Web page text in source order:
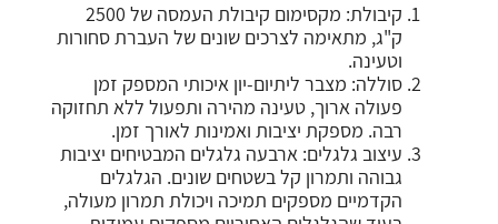
קיבולת: מקסימום קיבולת העמסה של 2500
ק"ג, מתאימה לצרכים שונים של העברת סחורות
וטעינה.
סוללה: מצבר ליתיום-יון איכותי המספק זמן
פעולה ארוך, טעינה מהירה ותפעול ללא תחזוקה
רבה. מספקת יציבות ואמינות לאורך זמן.
עיצוב גלגלים: ארבעה גלגלים המבטיחים יציבות
גבוהה ותמרון קל בשטחים שונים. הגלגלים
הקדמיים מספקים תמיכה ויכולת תמרון מעולה,